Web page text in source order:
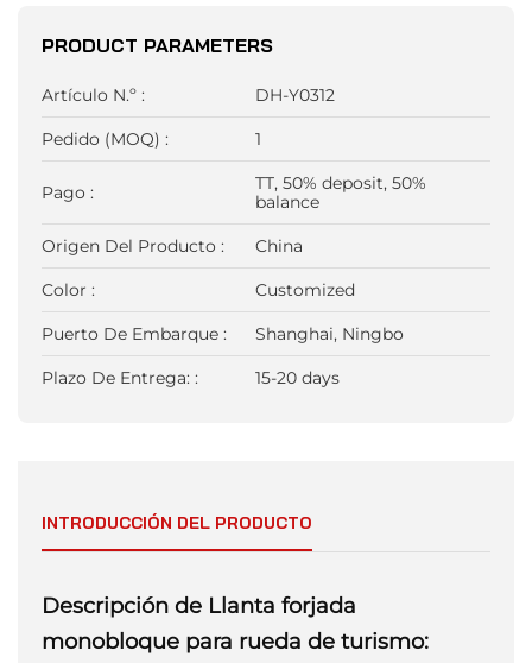
PRODUCT PARAMETERS
Artículo N.º : DH-Y0312
Pedido (MOQ) : 1
Pago :
TT, 50% deposit, 50%
balance
Origen Del Producto : China
Color : Customized
Puerto De Embarque : Shanghai, Ningbo
Plazo De Entrega: : 15-20 days
INTRODUCCIÓN DEL PRODUCTO
Descripción de Llanta forjada
monobloque para rueda de turismo: